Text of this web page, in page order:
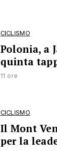
CICLISMO
Polonia, a
quinta
11 ore
CICLISMO
Il Mont
per la